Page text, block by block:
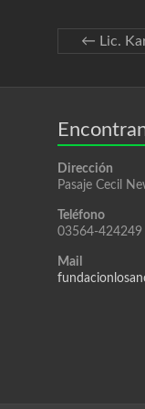
← Lic.
Dirección
Pasaje Cecil
Teléfono
03564-424249
Mail